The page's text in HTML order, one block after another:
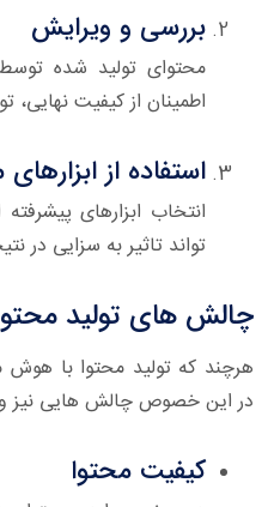
بررسی و ویرایش
محتوای تولید شده
اطمینان از کیفیت نهایی،
استفاده از
انتخاب ابزارهای
تواند تاثیر به سزایی در
چالش های تولید
هرچند که تولید محتوا با هوش
در این خصوص چالش هایی نیز
کیفیت محتوا